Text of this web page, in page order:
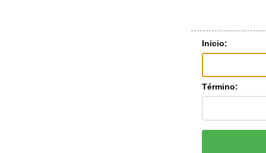
Inicio:
Término: